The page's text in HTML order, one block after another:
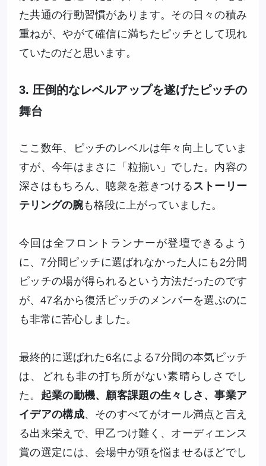
た共通の行動習慣があります。その日々の積み
重ねが、やがて確信に満ちたピッチとして現れ
ていたのだと思います。
3. 圧倒的なレベルアップを遂げたピッチの
舞台
ここ数年、ピッチのレベルは年々向上していま
すが、今年はまさに「粒揃い」でした。内容の
深さはもちろん、聴衆を惹きつけるストーリー
テリングの腕も格段に上がっていました。
今回は全フロントランナーが登壇できるよう
に、7分間ピッチに選ばれなかった人にも2分間
ピッチの場が得られるという方法だったのです
が、47名から復活ピッチのメンバーを選ぶのに
も非常に苦心しました。
最終的に選ばれた6名による7分間の本気ピッチ
は、どれも非の打ち所がない素晴らしさでし
た。 起業の動機、顧客課題の生々しさ、事業ア
イデアの構成、そのすべてがオール満点と言え
る出来栄えで、甲乙つけ難く、オーディエンス
賞の選定には、会場中が頭を悩ませるほどでし